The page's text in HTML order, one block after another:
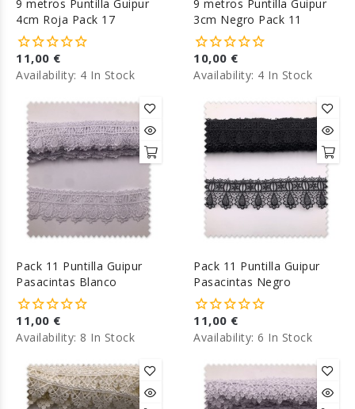
9 metros Puntilla Guipur
4cm Roja Pack 17
11,00 €
Availability: 4 In Stock
9 metros Puntilla Guipur
3cm Negro Pack 11
10,00 €
Availability: 4 In Stock
Pack 11 Puntilla Guipur
Pasacintas Blanco
11,00 €
Availability: 8 In Stock
Pack 11 Puntilla Guipur
Pasacintas Negro
11,00 €
Availability: 6 In Stock